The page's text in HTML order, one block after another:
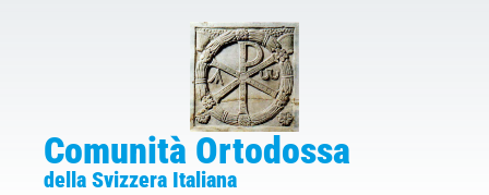
Comunità Ortodossa
della Svizzera Italiana